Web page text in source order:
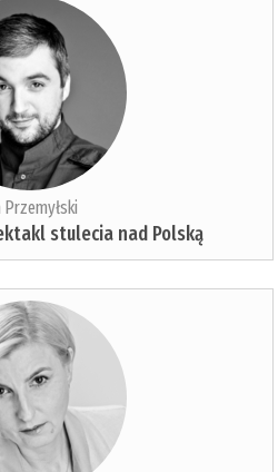
Przemyłski
stulecia nad Polską